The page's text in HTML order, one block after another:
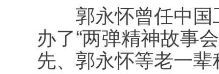
郭永怀曾任中国
办了“两弹精神故事
先、郭永怀等老一